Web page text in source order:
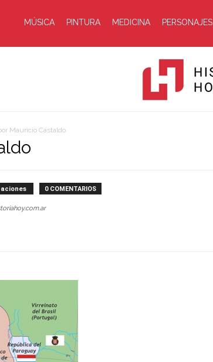
MÚSICA PINTURA MEDICINA PERSONAJES
Mauricio Castaldo
0 COMENTARIOS